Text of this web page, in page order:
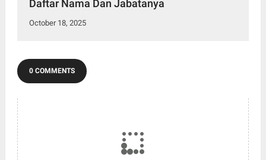
Daftar Nama Dan Jabatanya
October 18, 2025
0 COMMENTS